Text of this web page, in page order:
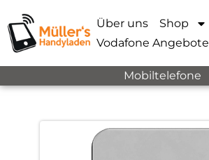
Über uns Shop
Vodafone Angebote
Mobiltelefone